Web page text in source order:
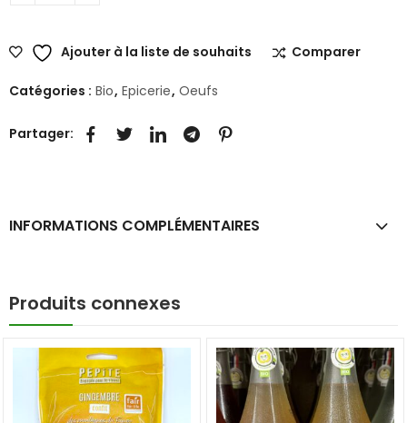
Ajouter à la liste de souhaits Comparer
Catégories : Bio, Epicerie, Oeufs
Partager:
INFORMATIONS COMPLÉMENTAIRES
Produits connexes